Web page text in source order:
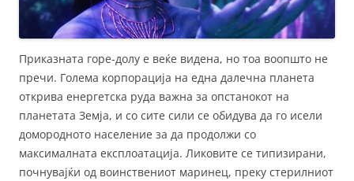
Приказната горе-долу е веќе видена, но тоа воопшто не
пречи. Голема корпорација на една далечна планета
открива енергетска руда важна за опстанокот на
планетата Земја, и со сите сили се обидува да го исели
домородното население за да продолжи со
максималната експлоатација. Ликовите се типизирани,
почнувајќи од воинствениот маринец, преку стерилниот